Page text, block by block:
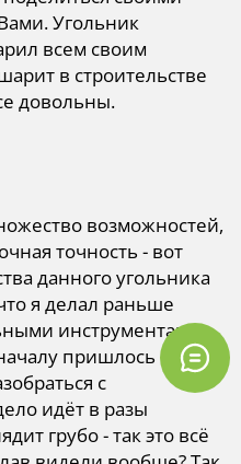
Угольник
всем своим
в строительстве
довольны.
возможностей,
точность - вот
данного угольника
я делал раньше
инструментами,
пришлось
с
идёт в разы
грубо - так это всё